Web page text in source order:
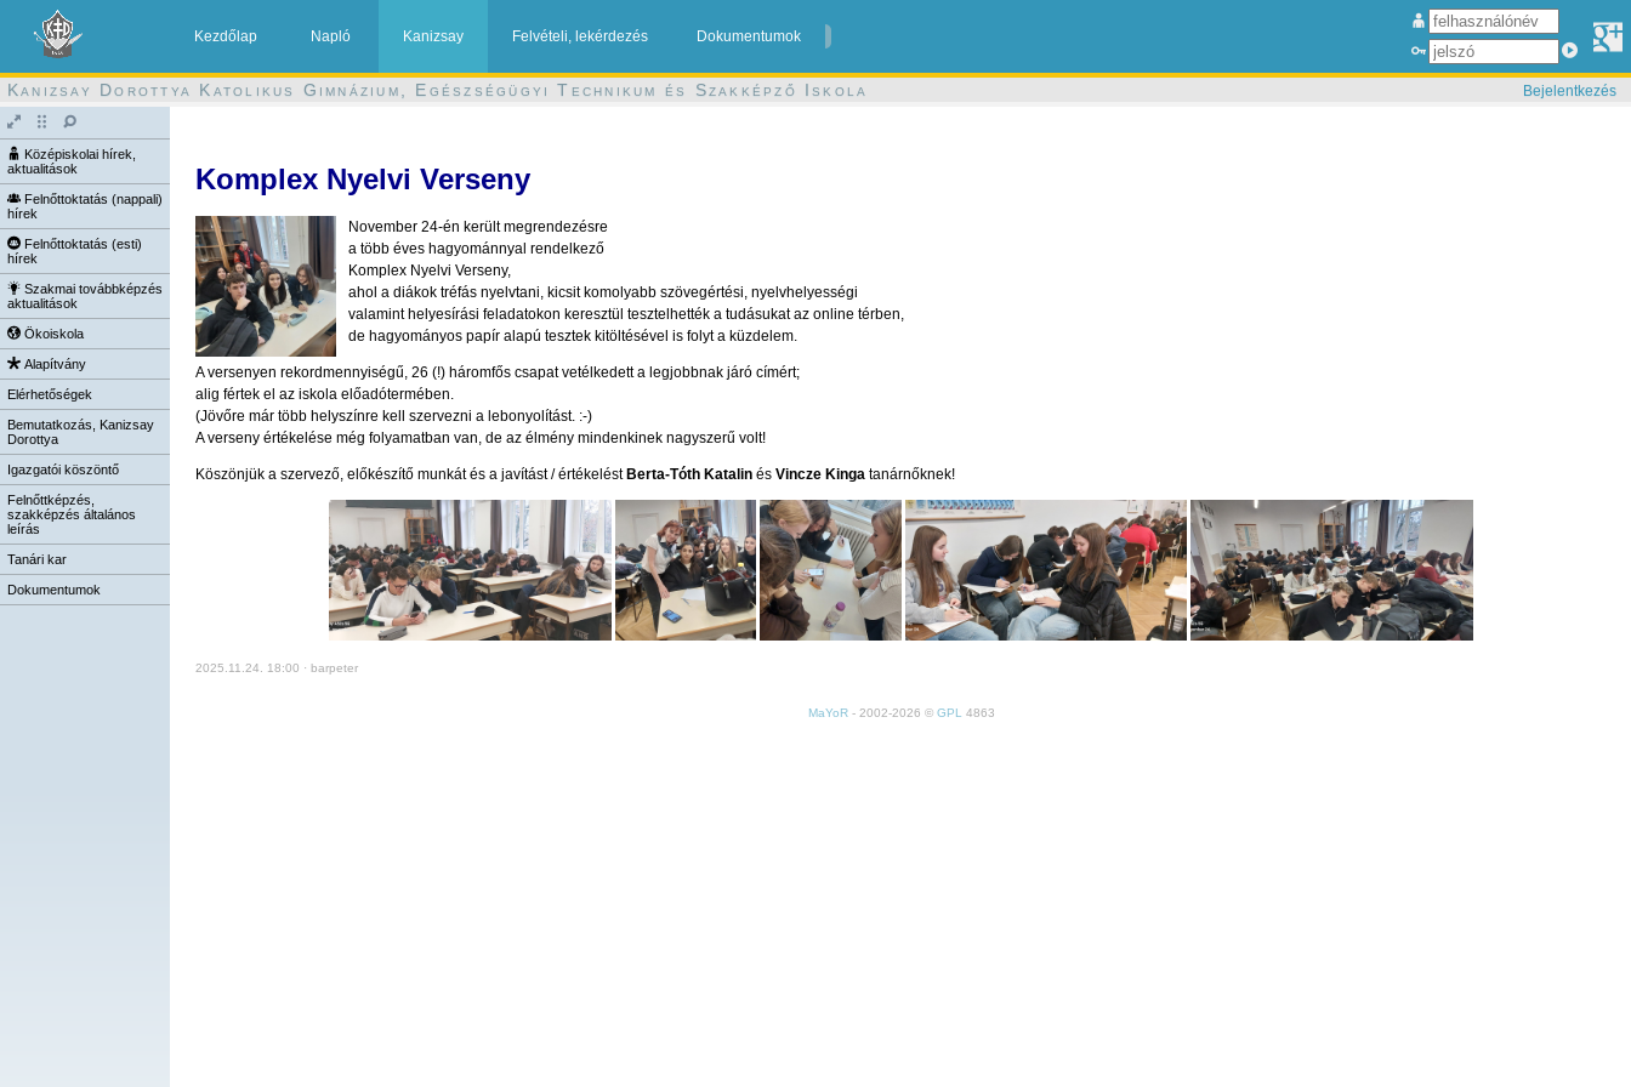
Kezdőlap Napló Kanizsay Felvételi, lekérdezés Dokumentumok
Kanizsay Dorottya Katolikus Gimnázium, Egészségügyi Technikum és Szakképző Iskola Bejelentkezés
Középiskolai hírek,
aktualitások
Felnőttoktatás (nappali)
hírek
Felnőttoktatás (esti)
hírek
Szakmai továbbképzés
aktualitások
Ökoiskola
Alapítvány
Elérhetőségek
Bemutatkozás, Kanizsay
Dorottya
Igazgatói köszöntő
Felnőttképzés,
szakképzés általános
leírás
Tanári kar
Dokumentumok
Komplex Nyelvi Verseny
November 24-én került megrendezésre
a több éves hagyománnyal rendelkező
Komplex Nyelvi Verseny,
ahol a diákok tréfás nyelvtani, kicsit komolyabb szövegértési, nyelvhelyességi
valamint helyesírási feladatokon keresztül tesztelhették a tudásukat az online térben,
de hagyományos papír alapú tesztek kitöltésével is folyt a küzdelem.
A versenyen rekordmennyiségű, 26 (!) háromfős csapat vetélkedett a legjobbnak járó címért;
alig fértek el az iskola előadótermében.
(Jövőre már több helyszínre kell szervezni a lebonyolítást. :-)
A verseny értékelése még folyamatban van, de az élmény mindenkinek nagyszerű volt!
Köszönjük a szervező, előkészítő munkát és a javítást / értékelést Berta-Tóth Katalin és Vincze Kinga tanárnőknek!
2025.11.24. 18:00 · barpeter
MaYoR- 2002-2026 © GPL 4863